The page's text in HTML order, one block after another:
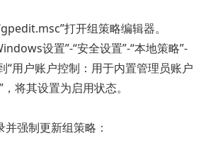
打开组策略编辑器。
设置”-“安全设置”-“本地策略”-
“用户账户控制：用于内置管理员账户
将其设置为启用状态‌。
强制更新组策略‌：